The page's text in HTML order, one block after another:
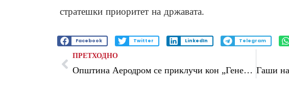
стратешки приоритет на државата.
Facebook Twitter LinkedIn Telegram
ПРЕТХОДНО
Општина Аеродром се приклучи кон „Генералка викенд 2026“